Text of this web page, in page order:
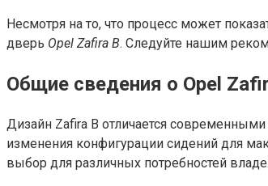
Несмотря на то, что процесс может
дверь Opel Zafira B. Следуйте нашим
Общие сведения о Opel
Дизайн Zafira B отличается
изменения конфигурации сидений для
выбор для различных потребностей